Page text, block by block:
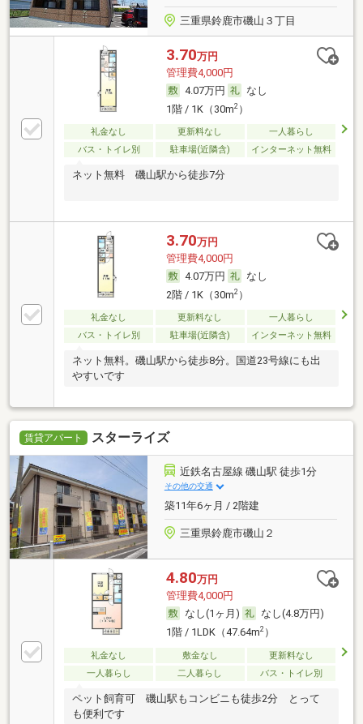
三重県鈴鹿市磯山３丁目
3.70万円
管理費4,000円
4.07万円
なし
1階 / 1K（30m2）
礼金なし 更新料なし
一人暮らし
バス・トイレ別
駐車場(近隣含) インターネット無料
ネット無料 磯山駅から徒歩7分
3.70万円
管理費4,000円
4.07万円
なし
2階 / 1K（30m2）
礼金なし 更新料なし
一人暮らし
バス・トイレ別
駐車場(近隣含) インターネット無料
ネット無料。磯山駅から徒歩8分。国道23号線にも出
やすいです
賃貸アパート スターライズ
近鉄名古屋線 磯山駅 徒歩1分
その他の交通
築11年6ヶ月 / 2階建
三重県鈴鹿市磯山２
4.80万円
管理費4,000円
なし(1ヶ月)
なし(4.8万円)
1階 / 1LDK（47.64m2）
礼金なし 敷金なし
更新料なし
一人暮らし
二人暮らし バス・トイレ別
ペット飼育可 磯山駅もコンビニも徒歩2分 とって
も便利です